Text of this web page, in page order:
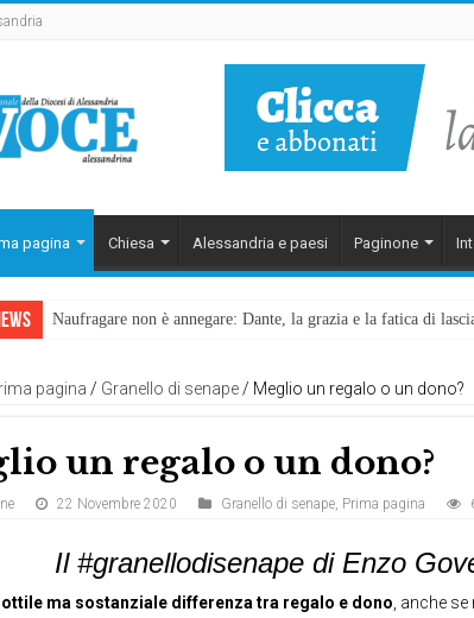
pagina Chiesa Alessandria e paesi Paginone
Naufragare non è annegare: Dante, la grazia e la fatica di
pagina / Granello di senape / Meglio un regalo o un dono?
un regalo o un dono?
22 Novembre 2020 Granello di senape, Prima pagina
Il #granellodisenape di Enzo
ma sostanziale differenza tra regalo e dono, anche